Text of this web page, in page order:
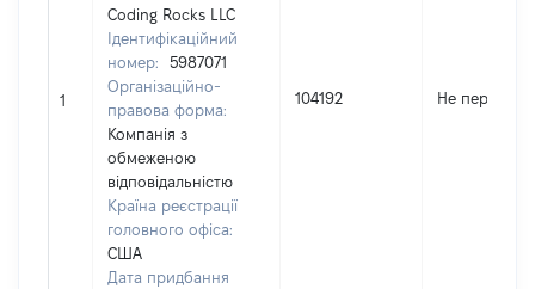
1
Coding Rocks LLC
Ідентифікаційний
номер:
5987071
Організаційно-
правова форма:
Компанія з
обмеженою
відповідальністю
Країна реєстрації
головного офіса:
США
Дата придбання
104192 Не передано